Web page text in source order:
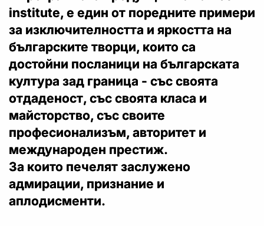
institute, е един от поредните примери
за изключителността и яркостта на
българските творци, които са
достойни посланици на българската
култура зад граница - със своята
отдаденост, със своята класа и
майсторство, със своите
професионализъм, авторитет и
международен престиж.
За които печелят заслужено
адмирации, признание и
аплодисменти.